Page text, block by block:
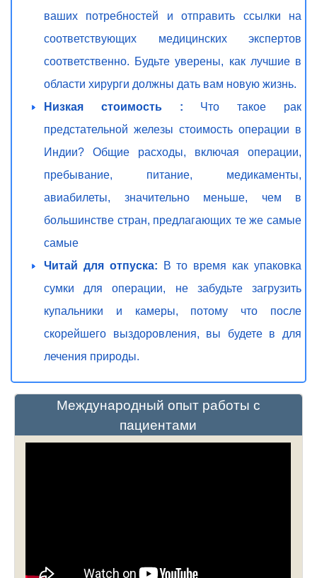
ваших потребностей и отправить ссылки на
соответствующих медицинских экспертов
соответственно. Будьте уверены, как лучшие в
области хирурги должны дать вам новую жизнь.
Низкая стоимость : Что такое рак
предстательной железы стоимость операции в
Индии? Общие расходы, включая операции,
пребывание, питание, медикаменты,
авиабилеты, значительно меньше, чем в
большинстве стран, предлагающих те же самые
самые
Читай для отпуска:
В то время как упаковка
сумки для операции, не забудьте загрузить
купальники и камеры, потому что после
скорейшего выздоровления, вы будете в для
лечения природы.
Международный опыт работы с
пациентами